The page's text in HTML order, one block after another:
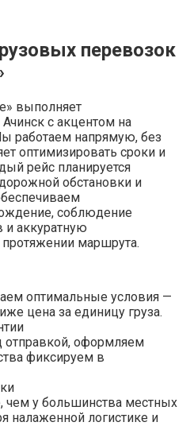
перевозок
выполняет
с акцентом на
работаем напрямую, без
оптимизировать сроки и
рейс планируется
обстановки и
соблюдение
и аккуратную
маршрута.
оптимальные условия —
цена за единицу груза.
оформляем
фиксируем в
чем у большинства местных
налаженной логистике и